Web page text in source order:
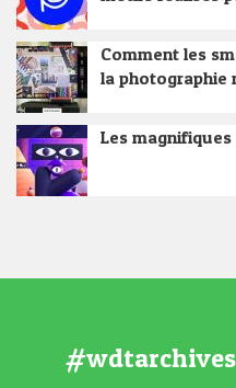
Comment les
la photographie
Les
#wdtarchives